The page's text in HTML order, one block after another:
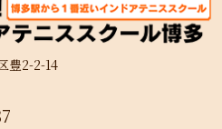
豊2-2-14